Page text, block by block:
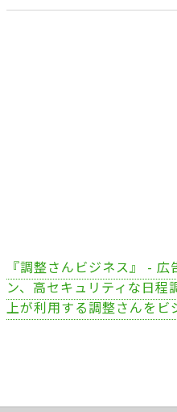
『調整さんビジネス』 -
ン、高セキュリティな日
上が利用する調整さんをビ